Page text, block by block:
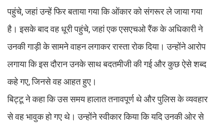
पहुंचे, जहां उन्हें फिर बताया गया कि ओंकार को संगरूर ले जाया गया
है। इसके बाद वह धूरी पहुंचे, जहां एक एसएचओ रैंक के अधिकारी ने
उनकी गाड़ी के सामने वाहन लगाकर रास्ता रोक दिया। उन्होंने आरोप
लगाया कि इस दौरान उनके साथ बदतमीजी की गई और कुछ ऐसे शब्द
कहे गए, जिनसे वह आहत हुए।
बिट्टू ने कहा कि उस समय हालात तनावपूर्ण थे और पुलिस के व्यवहार
से वह भावुक हो गए थे। उन्होंने स्वीकार किया कि यदि उनकी ओर से